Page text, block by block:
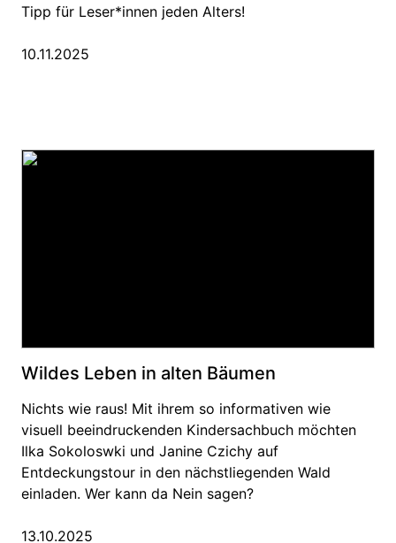
Tipp für Leser*innen jeden Alters!
10.11.2025
Wildes Leben in alten Bäumen
Nichts wie raus! Mit ihrem so informativen wie
visuell beeindruckenden Kindersachbuch möchten
Ilka Sokoloswki und Janine Czichy auf
Entdeckungstour in den nächstliegenden Wald
einladen. Wer kann da Nein sagen?
13.10.2025